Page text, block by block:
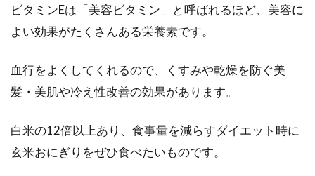
ビタミンEは「美容ビタミン」と呼ばれるほど、美容に
よい効果がたくさんある栄養素です。
血行をよくしてくれるので、くすみや乾燥を防ぐ美
髪・美肌や冷え性改善の効果があります。
白米の12倍以上あり、食事量を減らすダイエット時に
玄米おにぎりをぜひ食べたいものです。